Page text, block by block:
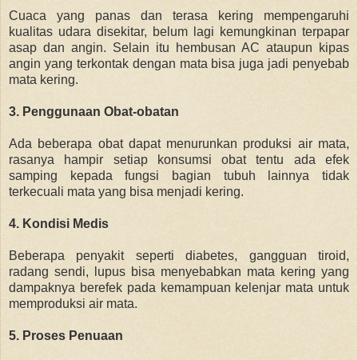
Cuaca yang panas dan terasa kering mempengaruhi
kualitas udara disekitar, belum lagi kemungkinan terpapar
asap dan angin. Selain itu
hembusan AC ataupun kipas
angin yang terkontak dengan mata bisa juga jadi penyebab
mata kering.
3. Penggunaan Obat-obatan
Ada beberapa obat dapat menurunkan produksi air mata,
rasanya hampir setiap konsumsi obat tentu ada efek
samping kepada fungsi bagian tubuh lainnya tidak
terkecuali mata yang bisa menjadi kering.
4. Kondisi Medis
Beberapa penyakit sepertidiabetes, gangguan tiroid,
radang sendi, lupus bisa menyebabkan mata kering yang
dampaknya berefek pada kemampuan kelenjar mata untuk
memproduksi air mata.
5. Proses Penuaan